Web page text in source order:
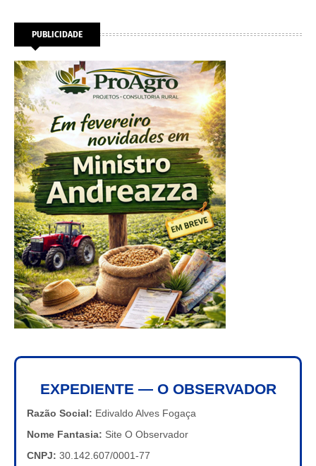
PUBLICIDADE
EXPEDIENTE — O OBSERVADOR
Razão Social: Edivaldo Alves Fogaça
Nome Fantasia: Site O Observador
CNPJ: 30.142.607/0001-77